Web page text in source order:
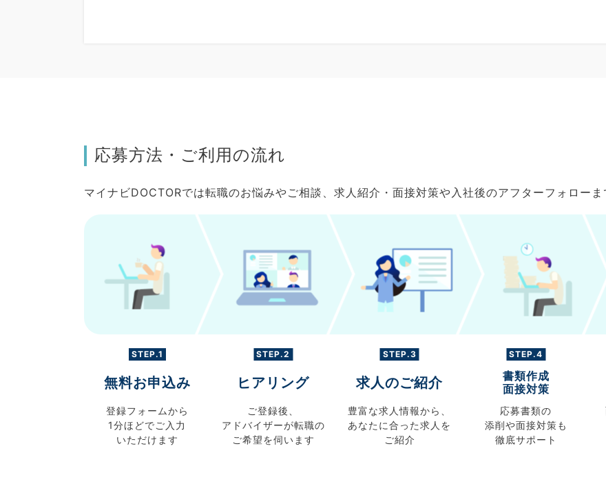
応募方法・ご利用の流れ
マイナビDOCTORでは転職のお悩みやご相談、求人紹介・面接対策や入社後のアフターフォロー
STEP.1
無料お申込み
登録フォームから
1分ほどでご入力
いただけます
STEP.2
ヒアリング
ご登録後、
アドバイザーが転職の
ご希望を伺います
STEP.3
求人のご紹介
豊富な求人情報から、
あなたに合った求人を
ご紹介
STEP.4
書類作成
面接対策
応募書類の
添削や面接対策も
徹底サポート